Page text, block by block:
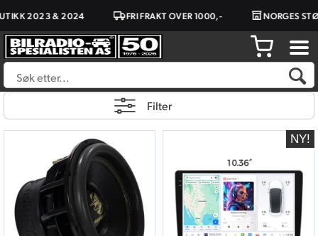
& 2024 FRI FRAKT OVER 1000,- NORGES STØRSTE
Filter